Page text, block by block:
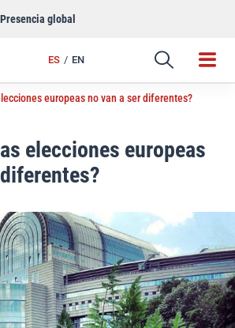
Presencia global
ES EN
Enlace
europeas no van a ser diferentes?
elecciones europeas